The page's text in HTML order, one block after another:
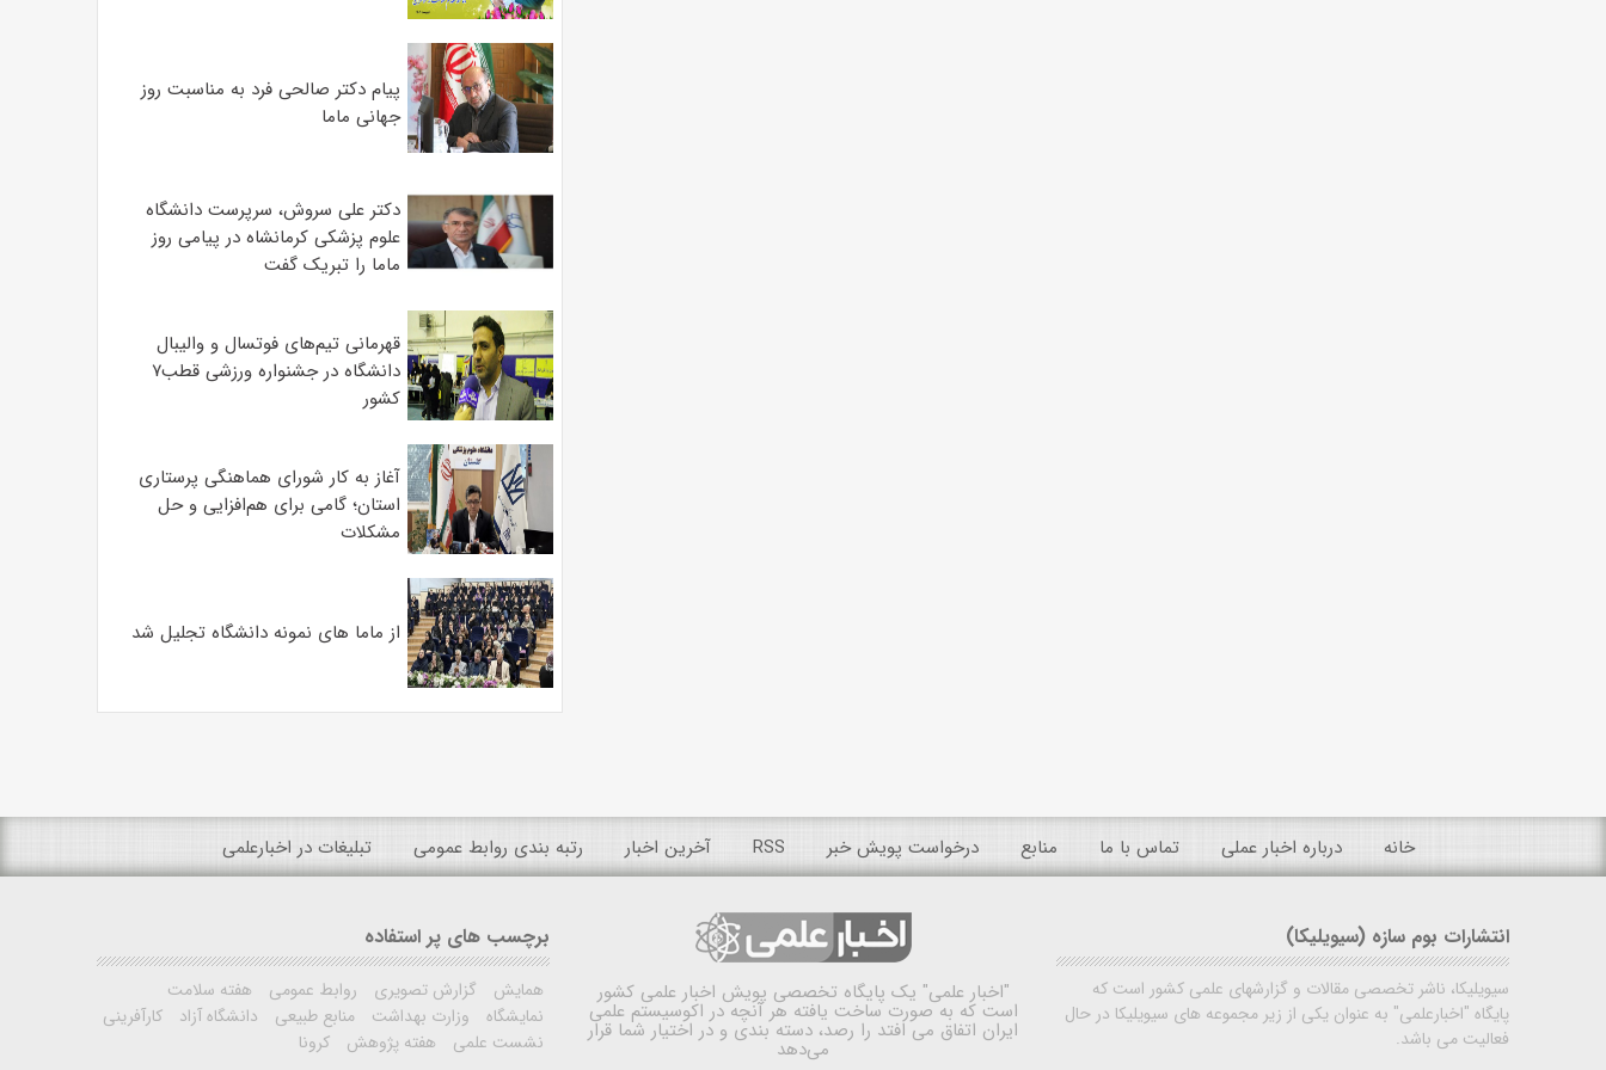
پیام دکتر صالحی فرد به مناسبت روز
جهانی ماما
دکتر علی سروش، سرپرست دانشگاه
علوم پزشکی کرمانشاه در پیامی روز
ماما را تبریک گفت
قهرمانی تیم‌های فوتسال و والیبال
دانشگاه در جشنواره ورزشی قطب۷
کشور
آغاز به کار شورای هماهنگی پرستاری
استان؛ گامی برای هم‌افزایی و حل
مشکلات
از ماما های نمونه دانشگاه تجلیل شد
خانه درباره اخبار عملی تماس با ما منابع درخواست پویش خبر RSS آخرین اخبار رتبه بندی روابط عمومی تبلیغات در اخبارعلمی
انتشارات بوم سازه (سیویلیکا)
سیویلیکا، ناشر تخصصی مقالات و گزارشهای علمی کشور است که
پایگاه "اخبارعلمی" به عنوان یکی از زیر مجموعه های سیویلیکا در حال
فعالیت می باشد.
"اخبار علمی" یک پایگاه تخصصی پویش اخبار علمی کشور
است که به صورت ساخت یافته هر آنچه در اکوسیستم علمی
ایران اتفاق می افتد را رصد، دسته بندی و در اختیار شما قرار
می‌دهد
برچسب های پر استفاده
همایش گزارش تصویری روابط عمومی
هفته سلامت
نمایشگاه
وزارت بهداشت منابع طبیعی دانشگاه آزاد
کارآفرینی
نشست علمی
هفته پژوهش کرونا